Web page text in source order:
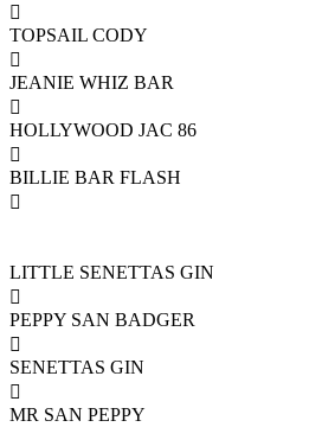

TOPSAIL CODY

JEANIE WHIZ BAR

HOLLYWOOD JAC 86

BILLIE BAR FLASH

LITTLE SENETTAS GIN

PEPPY SAN BADGER

SENETTAS GIN

MR SAN PEPPY